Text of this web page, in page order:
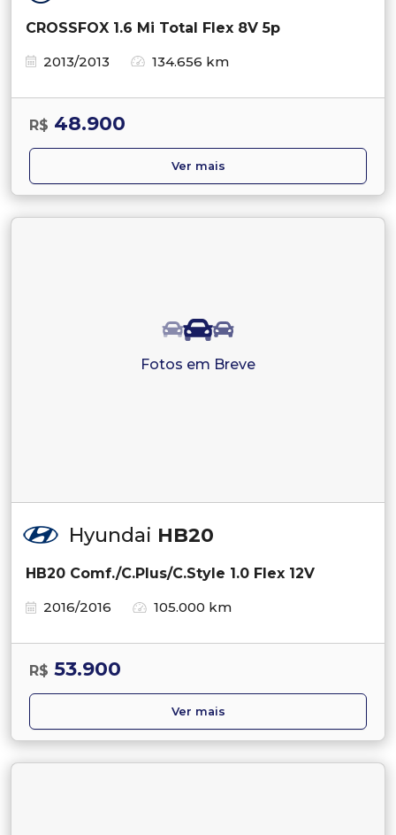
CROSSFOX 1.6 Mi Total Flex 8V 5p
2013/2013
134.656 km
R$ 48.900
Ver mais
Fotos em Breve
Hyundai HB20
HB20 Comf./C.Plus/C.Style 1.0 Flex 12V
2016/2016
105.000 km
R$ 53.900
Ver mais